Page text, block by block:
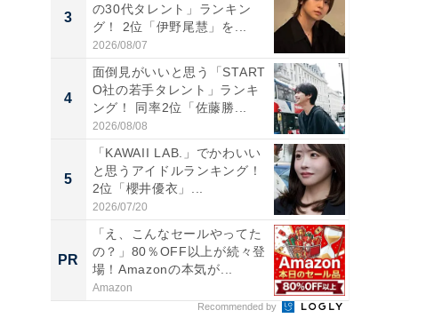
3
の30代タレント」ランキン
グ！ 2位「伊野尾慧」を...
2026/08/07
4
面倒見がいいと思う「START
O社の若手タレント」ランキ
ング！ 同率2位「佐藤勝...
2026/08/08
5
「KAWAII LAB.」でかわいい
と思うアイドルランキング！
2位「櫻井優衣」...
2026/07/20
PR
「え、こんなセールやってた
の？」80％OFF以上が続々登
場！Amazonの本気が...
Amazon
Recommended by